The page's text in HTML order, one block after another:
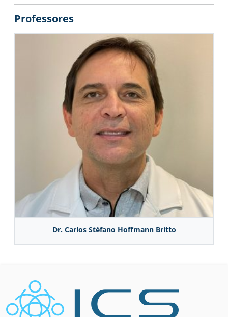
Professores
Dr. Carlos Stéfano Hoffmann Britto